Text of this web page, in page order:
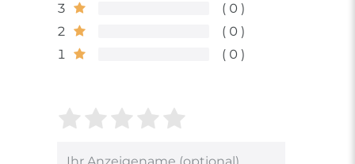
3
0
2
0
1
0
Bewertungssterne
von
4
von
3
2
von
1
von